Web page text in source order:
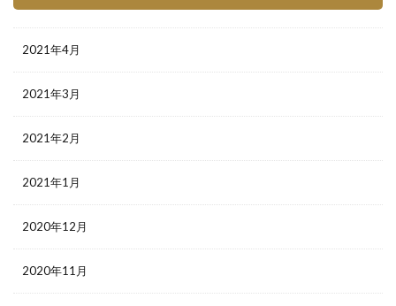
2021年4月
2021年3月
2021年2月
2021年1月
2020年12月
2020年11月